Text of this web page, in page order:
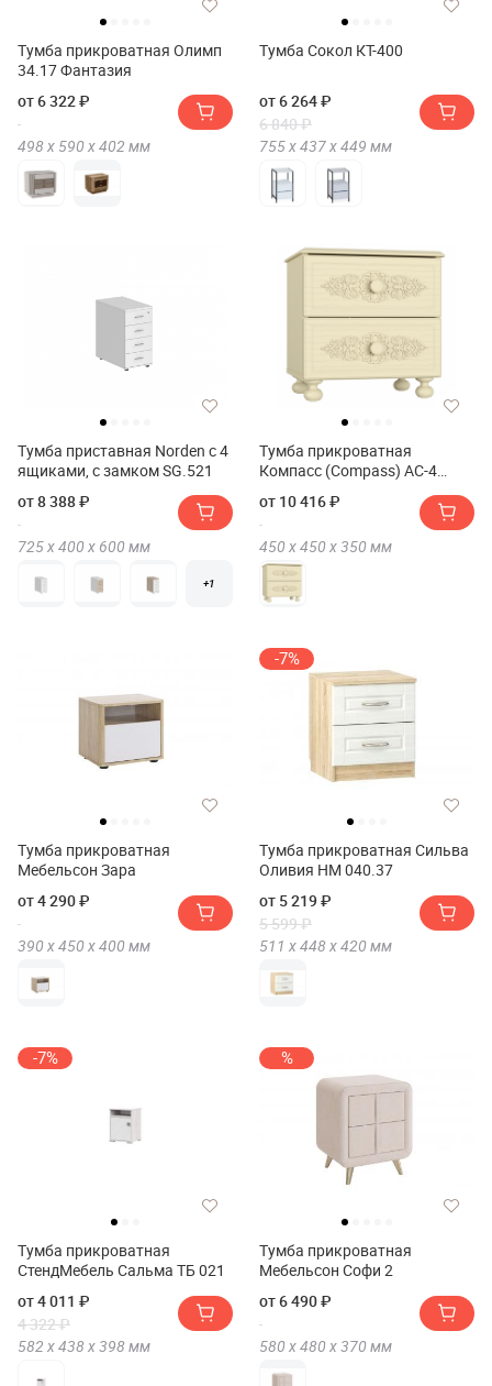
Тумба прикроватная Олимп
34.17 Фантазия
от 6 322 ₽
498 х 590 х402 мм
Тумба Сокол КТ-400
от 6 264 ₽
6 840 ₽
755 х437 х449 мм
Тумба приставная Norden с 4
ящиками, с замком SG.521
от 8 388 ₽
725 х400 х 600 мм
+1
Тумба прикроватная
Компасс (Compass) АС-4
от 10 416 ₽
450 х450 х350 мм
Тумба прикроватная
Мебельсон Зара
от 4 290 ₽
390 х450 х400 мм
-7%
Тумба прикроватная Сильва
Оливия НМ 040.37
от 5 219 ₽
5 599 ₽
511 х448 х420 мм
-7%
Тумба прикроватная
СтендМебель Сальма ТБ 021
от 4 011 ₽
4 322 ₽
582 х438 х398мм
%
Тумба прикроватная
Мебельсон Софи 2
от 6 490 ₽
580 х480 х370 мм